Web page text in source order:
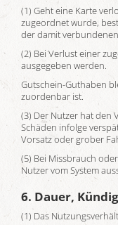
(1) Geht eine Karte
zugeordnet wurde,
der damit
(2) Bei Verlust einer
ausgegeben werden.
Gutschein-Guthaben
zuordenbar ist.
(3) Der Nutzer hat den
Schäden infolge
Vorsatz oder grober
(5) Bei Missbrauch
Nutzer vom System
6. Dauer,
(1) Das